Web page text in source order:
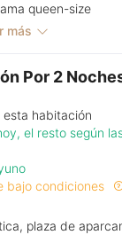
queen-size
más
Por 2
esta habitación
el resto según
bajo condiciones
plaza de